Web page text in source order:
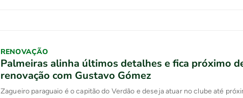
RENOVAÇÃO
Palmeiras alinha últimos detalhes e fica próximo
renovação com Gustavo Gómez
Zagueiro paraguaio é o capitão do Verdão e deseja atuar no clube até